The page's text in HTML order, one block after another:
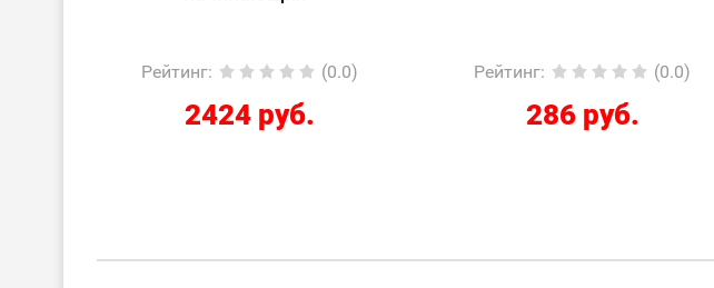
Рейтинг: (0.0)
2424 руб.
Рейтинг: (0.0)
286 руб.